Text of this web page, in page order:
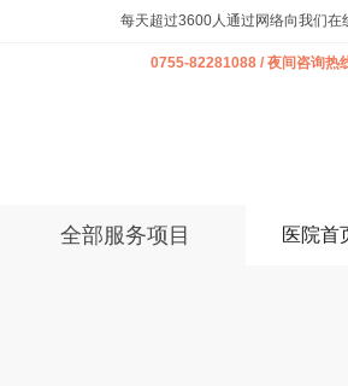
每天超过3600人通过网络向我们在
0755-82281088 / 夜间咨询
全部服务项目 医院首